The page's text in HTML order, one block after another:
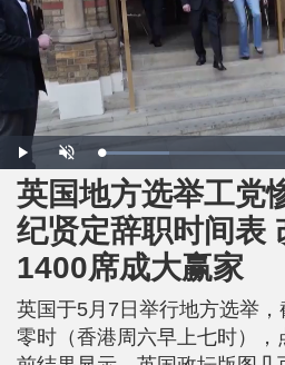
P
l
a
y
U
n
m
u
t
L
o
d
:
2
.
5
5
英国地方选举工党
纪贤定辞职时间表
1400席成大赢家
英国于5月7日举行地方选举
零时（香港周六早上七时），